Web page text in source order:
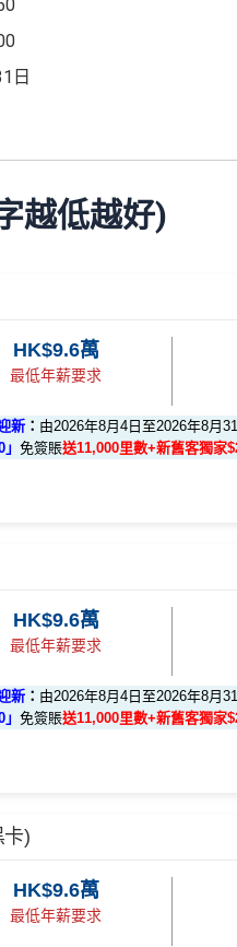
日
越低越好)
HK$9.6萬
最低年薪要求
新 ： 由2026年8月4日至2026年8月
免簽賬送11,000里數+新舊客獨家
客戶迎新
年8月31日
先生推廣碼「HKRMRM11000」
先送11,000里數❗️
card-form
里數(HK$0.5=1里)
HK$9.6萬
最低年薪要求
新 ： 由2026年8月4日至2026年8月
免簽賬送11,000里數+新舊客獨家
客戶迎新
年8月31日
卡)
HK$9.6萬
最低年薪要求